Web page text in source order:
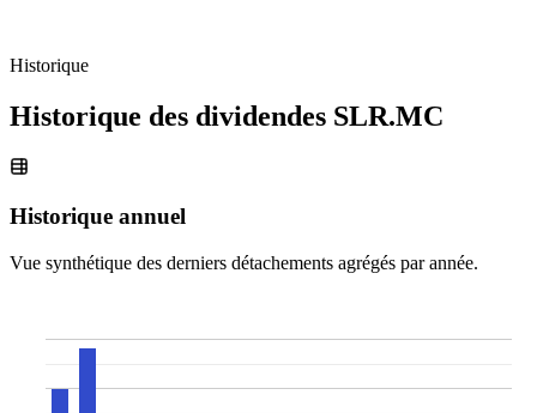
Historique
Historique des dividendes SLR.MC
Historique annuel
Vue synthétique des derniers détachements agrégés par année.